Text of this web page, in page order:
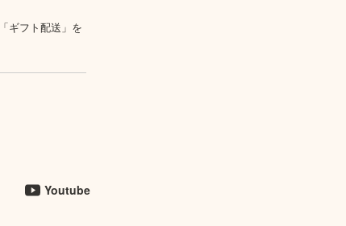
ギフト配送」を
Youtube